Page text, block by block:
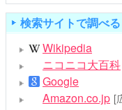
検索サイトで調べる
Wikipedia
ニコニコ大百科
Google
Amazon.co.jp [